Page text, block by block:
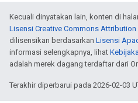
Kecuali dinyatakan lain, konten di
Lisensi Creative Commons Attribution
dilisensikan berdasarkan Lisensi
informasi selengkapnya, lihat
adalah merek dagang terdaftar dari
Terakhir diperbarui pada 2026-02-03